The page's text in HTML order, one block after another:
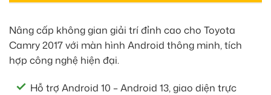
Nâng cấp không gian giải trí đỉnh cao cho Toyota
Camry 2017 với màn hình Android thông minh, tích
hợp công nghệ hiện đại.
Hỗ trợ Android 10 – Android 13, giao diện trực